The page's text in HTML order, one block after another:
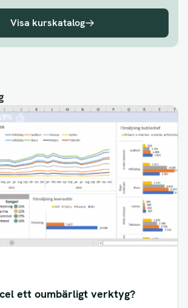
Visa kurskatalog
ett oumbärligt verktyg?